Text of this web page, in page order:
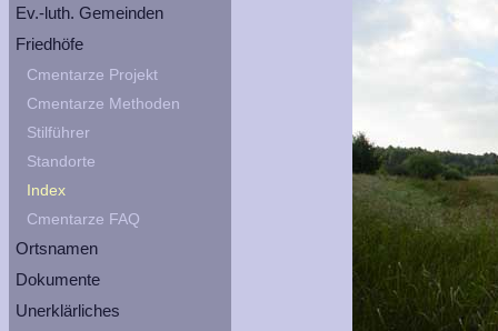
Ev.-luth. Gemeinden
Friedhöfe
Cmentarze Projekt
Cmentarze Methoden
Stilführer
Standorte
Index
Cmentarze FAQ
Ortsnamen
Dokumente
Unerklärliches